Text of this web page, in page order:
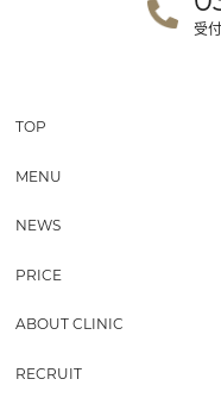
受
TOP
MENU
NEWS
PRICE
ABOUT CLINIC
RECRUIT